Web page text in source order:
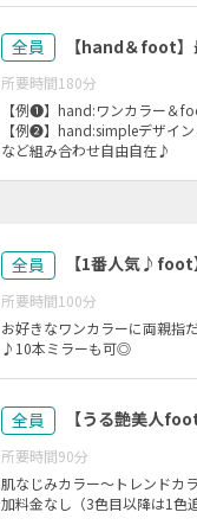
全員 【hand＆foot
所要時間180分
【例❶】hand:ワンカラー＆
【例❷】hand:simpleデザイ
など組み合わせ自由自在♪
全員 【1番人気♪foot
所要時間100分
お好きなワンカラーに両親指
♪10本ミラーも可◎
全員 【うる艶美人
所要時間90分
肌なじみカラー〜トレンドカ